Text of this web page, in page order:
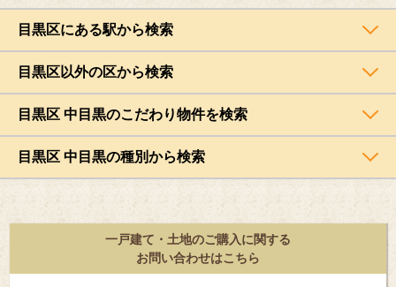
目黒区にある駅から検索
目黒区以外の区から検索
目黒区 中目黒のこだわり物件を検索
目黒区 中目黒の種別から検索
一戸建て・土地のご購入に関する
お問い合わせはこちら